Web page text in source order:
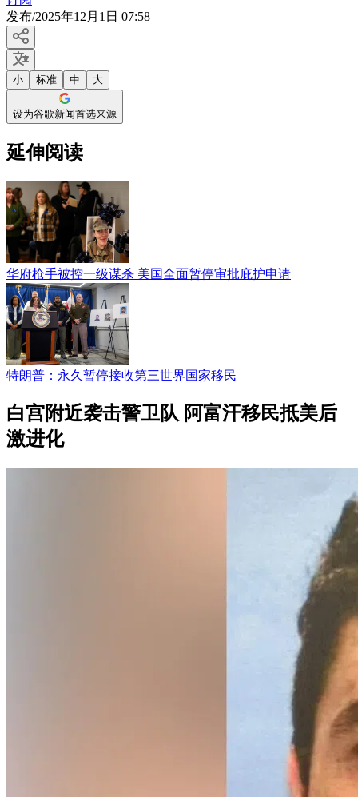
发布/2025年12月1日 07:58
小 标准 中 大
设为谷歌新闻首选来源
延伸阅读
华府枪手被控一级谋杀 美国全面暂停审批庇护申请
特朗普：永久暂停接收第三世界国家移民
白宫附近袭击警卫队 阿富汗移民抵美后
激进化